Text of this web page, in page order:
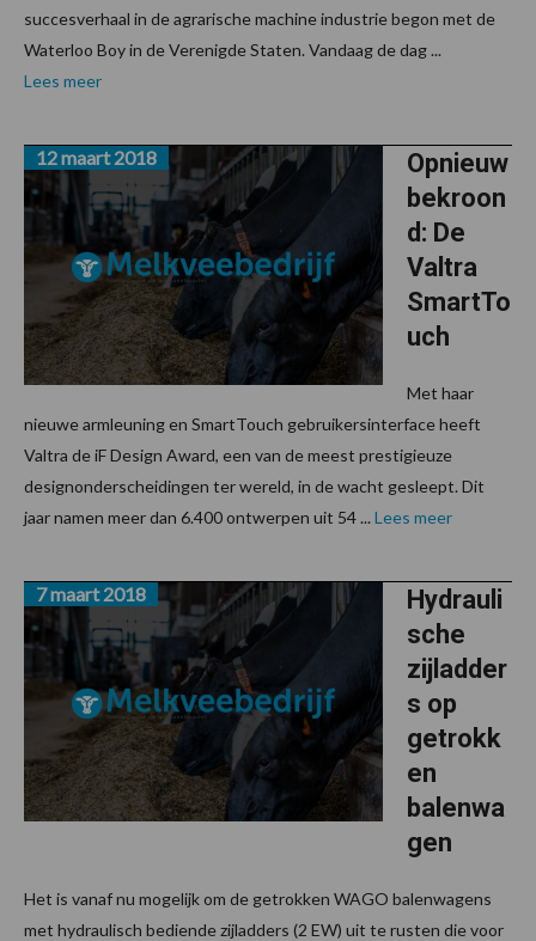
succesverhaal in de agrarische machine industrie begon met de
Waterloo Boy in de Verenigde Staten. Vandaag de dag ...
Lees meer
Opnieuw
bekroon
d: De
Valtra
SmartTo
uch
12 maart 2018
Met haar
nieuwe armleuning en SmartTouch gebruikersinterface heeft
Valtra de iF Design Award, een van de meest prestigieuze
designonderscheidingen ter wereld, in de wacht gesleept. Dit
jaar namen meer dan 6.400 ontwerpen uit 54 ... Lees meer
Hydrauli
sche
zijladder
s op
getrokk
en
balenwa
gen
7 maart 2018
Het is vanaf nu mogelijk om de getrokken WAGO balenwagens
met hydraulisch bediende zijladders (2 EW) uit te rusten die voor